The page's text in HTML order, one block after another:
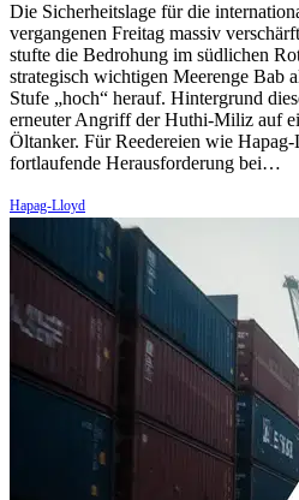
Die Sicherheitslage für die
vergangenen Freitag massiv
stufte die Bedrohung im südlichen
strategisch wichtigen Meerenge Bab
Stufe „hoch“ herauf. Hintergrund
erneuter Angriff der Huthi-Miliz auf
Öltanker. Für Reedereien wie
fortlaufende Herausforderung bei…
Hapag-Lloyd